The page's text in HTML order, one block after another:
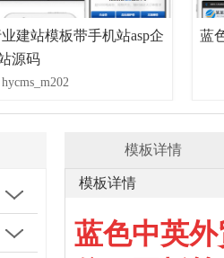
建站模板带手机站asp企
源码
蓝
模板详情
模板详情
蓝色中英外